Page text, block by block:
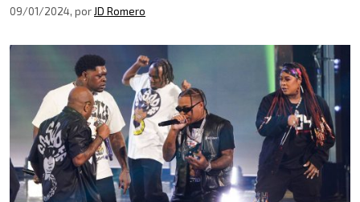
09/01/2024, por JD Romero